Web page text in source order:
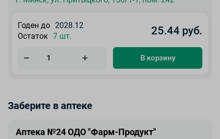
Годен до 2028.12
Остаток 7 шт. 25.44 руб.
В корзину
Заберите в аптеке
Аптека №24 ОДО "Фарм-Продукт"